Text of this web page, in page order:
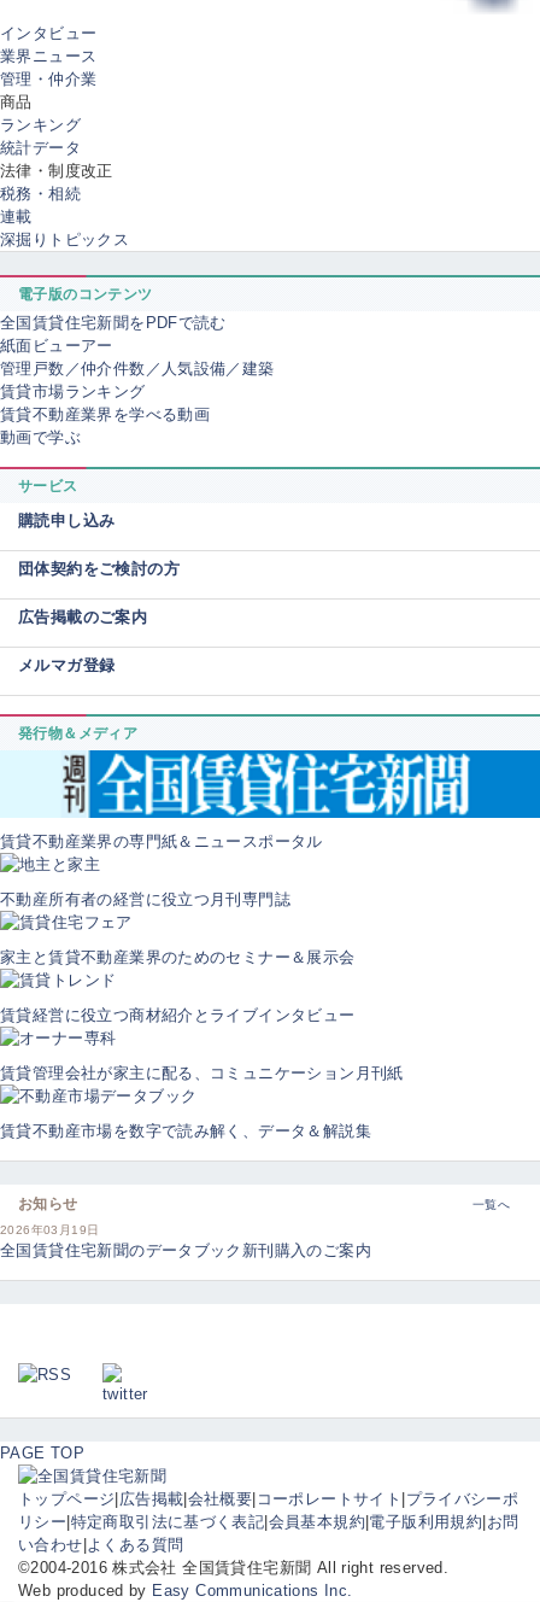
インタビュー
業界ニュース
管理・仲介業
商品
ランキング
統計データ
法律・制度改正
税務・相続
連載
深掘りトピックス
電子版のコンテンツ
全国賃貸住宅新聞をPDFで読む
紙面ビューアー
管理戸数／仲介件数／人気設備／建築
賃貸市場ランキング
賃貸不動産業界を学べる動画
動画で学ぶ
サービス
購読申し込み
団体契約をご検討の方
広告掲載のご案内
メルマガ登録
発行物＆メディア
賃貸不動産業界の専門紙＆ニュースポータル
不動産所有者の経営に役立つ月刊専門誌
家主と賃貸不動産業界のためのセミナー＆展示会
賃貸経営に役立つ商材紹介とライブインタビュー
賃貸管理会社が家主に配る、コミュニケーション月刊紙
賃貸不動産市場を数字で読み解く、データ＆解説集
お知らせ
一覧へ
2026年03月19日
全国賃貸住宅新聞のデータブック新刊購入のご案内
PAGE TOP
トップページ 広告掲載 会社概要 コーポレートサイト プライバシーポ
リシー 特定商取引法に基づく表記 会員基本規約 電子版利用規約 お問
い合わせ よくある質問
©2004-2016 株式会社 全国賃貸住宅新聞 All right reserved.
Web produced by Easy Communications Inc.